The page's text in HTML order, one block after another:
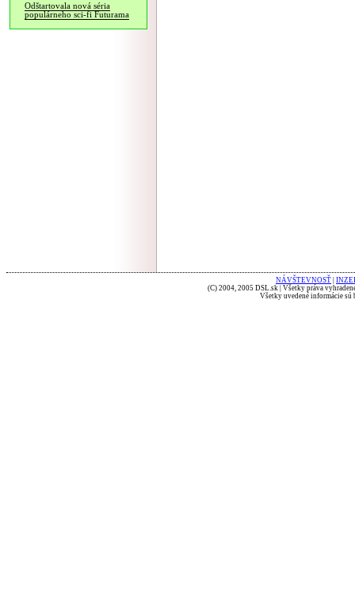
Odštartovala nová séria
populárneho sci-fi Futurama
NÁVŠTEVNOSŤ
(C) 2004, 2005 DSL.sk | Všetky práva
Všetky uvedené informácie sú